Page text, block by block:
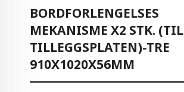
BORDFORLENGELSES
MEKANISME X2 STK. (TIL
TILLEGGSPLATEN)-TRE
910X1020X56MM